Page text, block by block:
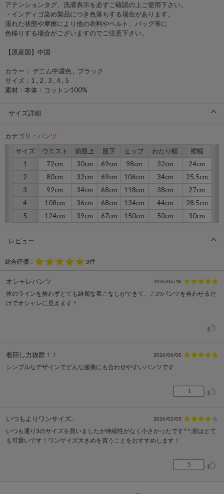
アテンションタグ、洗濯表示を必ずご確認の上ご使用下さい。
・インディゴ染め製品につき色落ちする場合があります。
濡れた状態や摩擦により他の衣料やベルト、バッグ等に
色移りする場合がございますのでご注意下さい。
【原産国】中国
カラー： デニム中濃色 , ブラック
サイズ：1 , 2 , 3 , 4 , 5
素材：本体：コットン100%
サイズ詳細
カテゴリ： パンツ
サイズ
ウエスト 前股上 股下 ヒップ わたり幅
裾幅
1
72cm 30cm 69cm 98cm 32cm
24cm
2
80cm 32cm 69cm 106cm 34cm
25.5cm
3
92cm 34cm 68cm 118cm 38cm
27cm
4
108cm 36cm 68cm 134cm 44cm
28.5cm
5
124cm 39cm 67cm 150cm 50cm 30cm
レビュー
総合評価： 3件
オシャレパンツ 2026/06/18
体のラインを拾わずとても綺麗な着こなしができて、このパンツを合わせるだ
けでオシャレに見えます！
着回し力抜群！！ 2026/06/08
シンプルなデザインでどんな服装にも合わせやすいパンツです
1
いつもよりワンサイズ.. 2026/02/05
いつも通り3のサイズを買いましたが伸縮性がなく小さかったです^^;形はとて
も可愛いです！ワンサイズ大きめを買うことをおすすめします！
5